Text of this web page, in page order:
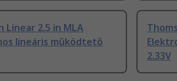
Linear 2.5 in MLA
lineáris működtető
2.33V